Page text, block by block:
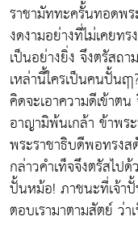
ราชามัททะครั้นทอดพ
งดงามอย่างที่ไม่เคยท
เป็นอย่างยิ่ง จึงตรัสถ
เหล่านี้ใครเป็นคนปั้น
คิดจะเอาความดีเข้าต
อาญามิพ้นเกล้า ข้าพร
พระราชาธิบดีพอทรง
กล่าวคำเท็จจึงตรัสไป
ปั้นหม้อ! ภาชนะที่เจ้าปั้
ตอบเรามาตามสัตย์ ว่า